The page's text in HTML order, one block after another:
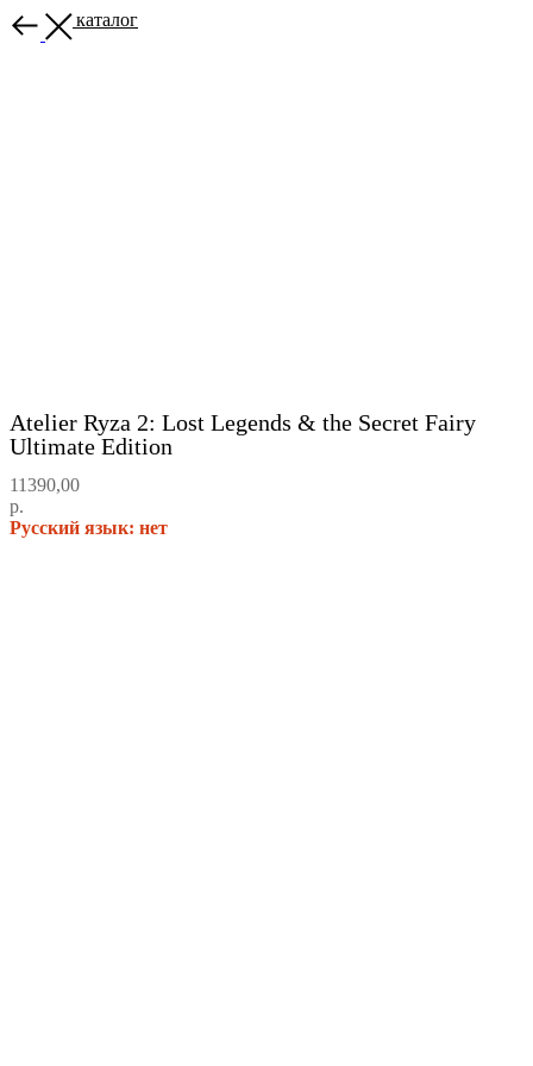
Назад в каталог
Atelier Ryza 2: Lost Legends & the Secret Fairy
Ultimate Edition
11390,00
р.
Русский язык: нет